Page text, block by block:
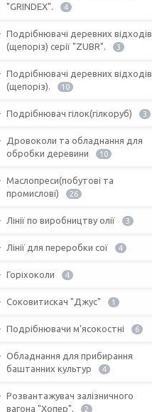
"GRINDEX".
4
Подрібнювачі деревних відходів
(щепоріз) серії "ZUBR".
3
Подрібнювачі деревних відходів
(щепоріз).
10
Подрібнювач гілок(гілкоруб) 3
Дровоколи та обладнання для
обробки деревини
10
Маслопреси(побутові та
промислові)
26
Лінії по виробництву олії 3
Лінії для переробки сої 4
Горіхоколи 4
Соковитискач "Джус" 1
Подрібнювачи м'ясокостні 6
Обладнання для прибирання
баштанних культур
4
Розвантажувач залізничного
вагона "Хопер".
2